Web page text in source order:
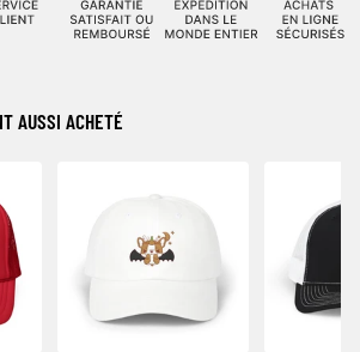
AUSSI ACHETÉ